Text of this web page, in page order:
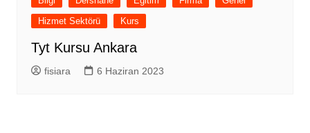
Hizmet Sektörü
Kurs
Tyt Kursu Ankara
fisiara 6 Haziran 2023